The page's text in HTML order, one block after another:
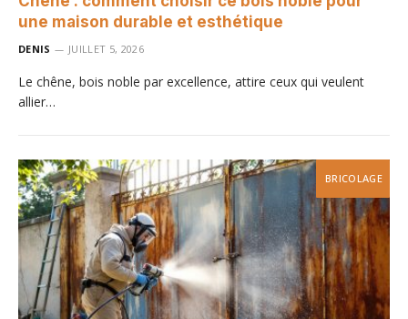
une maison durable et esthétique
DENIS JUILLET 5, 2026
Le chêne, bois noble par excellence, attire ceux qui veulent
allier…
BRICOLAGE